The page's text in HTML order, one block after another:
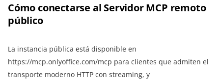
Cómo conectarse al Servidor MCP remoto
público
La instancia pública está disponible en
https://mcp.onlyoffice.com/mcp para clientes que admiten el
transporte moderno HTTP con streaming, y